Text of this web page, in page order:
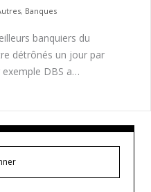
, Banques
banquiers du
détrônés un jour par
DBS a…